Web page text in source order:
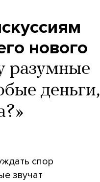
нового
разумные
деньги,
спор
звучат